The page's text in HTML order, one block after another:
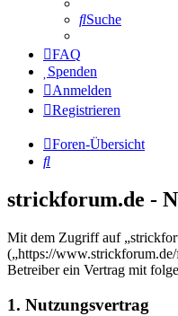
Suche
FAQ
Spenden
Anmelden
Registrieren
Foren-Übersicht
Suche
strickforum.de -
Mit dem Zugriff auf
(„https://
Betreiber ein Vertrag mit
1. Nutzungsvertrag